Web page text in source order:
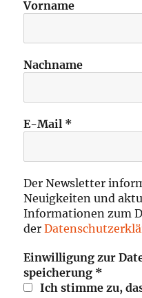
Vorname
Nachname
E-Mail *
Der Newsletter
Neuigkeiten und
Informationen zum
der
Einwilligung zur
speicherung *
Ich stimme zu,